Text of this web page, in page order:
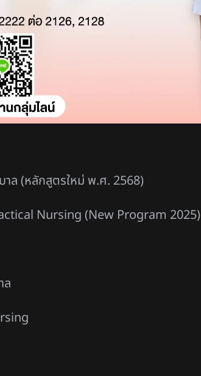
ล (หลักสูตรใหม่ พ.ศ. 2568)
Nursing (New Program 2025)
ล